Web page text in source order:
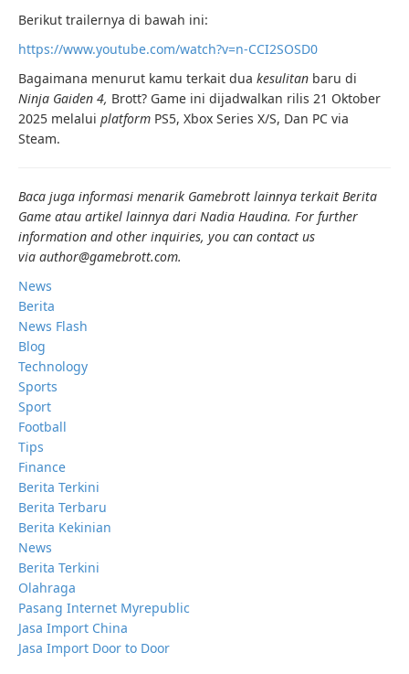
Berikut trailernya di bawah ini:
https://www.youtube.com/watch?v=n-CCI2SOSD0
Bagaimana menurut kamu terkait dua kesulitan baru di
Ninja Gaiden 4, Brott? Game ini dijadwalkan rilis 21 Oktober
2025 melalui platform PS5, Xbox Series X/S, Dan PC via
Steam.
Baca juga informasi menarik Gamebrott lainnya terkait Berita
Game atau artikel lainnya dari Nadia Haudina. For further
information and other inquiries, you can contact us
via author@gamebrott.com.
News
Berita
News Flash
Blog
Technology
Sports
Sport
Football
Tips
Finance
Berita Terkini
Berita Terbaru
Berita Kekinian
News
Berita Terkini
Olahraga
Pasang Internet Myrepublic
Jasa Import China
Jasa Import Door to Door